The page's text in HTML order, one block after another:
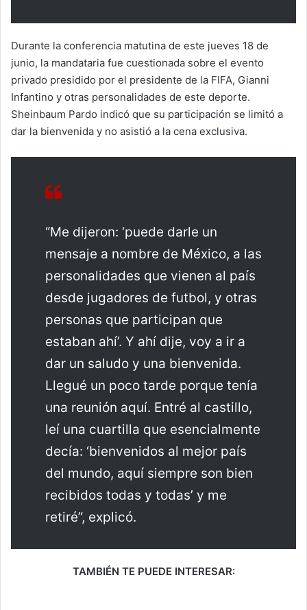
Durante la conferencia matutina de este jueves 18 de
junio, la mandataria fue cuestionada sobre el evento
privado presidido por el presidente de la FIFA, Gianni
Infantino y otras personalidades de este deporte.
Sheinbaum Pardo indicó que su participación se limitó a
dar la bienvenida y no asistió a la cena exclusiva.
“Me dijeron: ‘puede darle un
mensaje a nombre de México, a las
personalidades que vienen al país
desde jugadores de futbol, y otras
personas que participan que
estaban ahí’. Y ahí dije, voy a ir a
dar un saludo y una bienvenida.
Llegué un poco tarde porque tenía
una reunión aquí. Entré al castillo,
leí una cuartilla que esencialmente
decía: ‘bienvenidos al mejor país
del mundo, aquí siempre son bien
recibidos todas y todas’ y me
retiré”, explicó.
TAMBIÉN TE PUEDE INTERESAR: